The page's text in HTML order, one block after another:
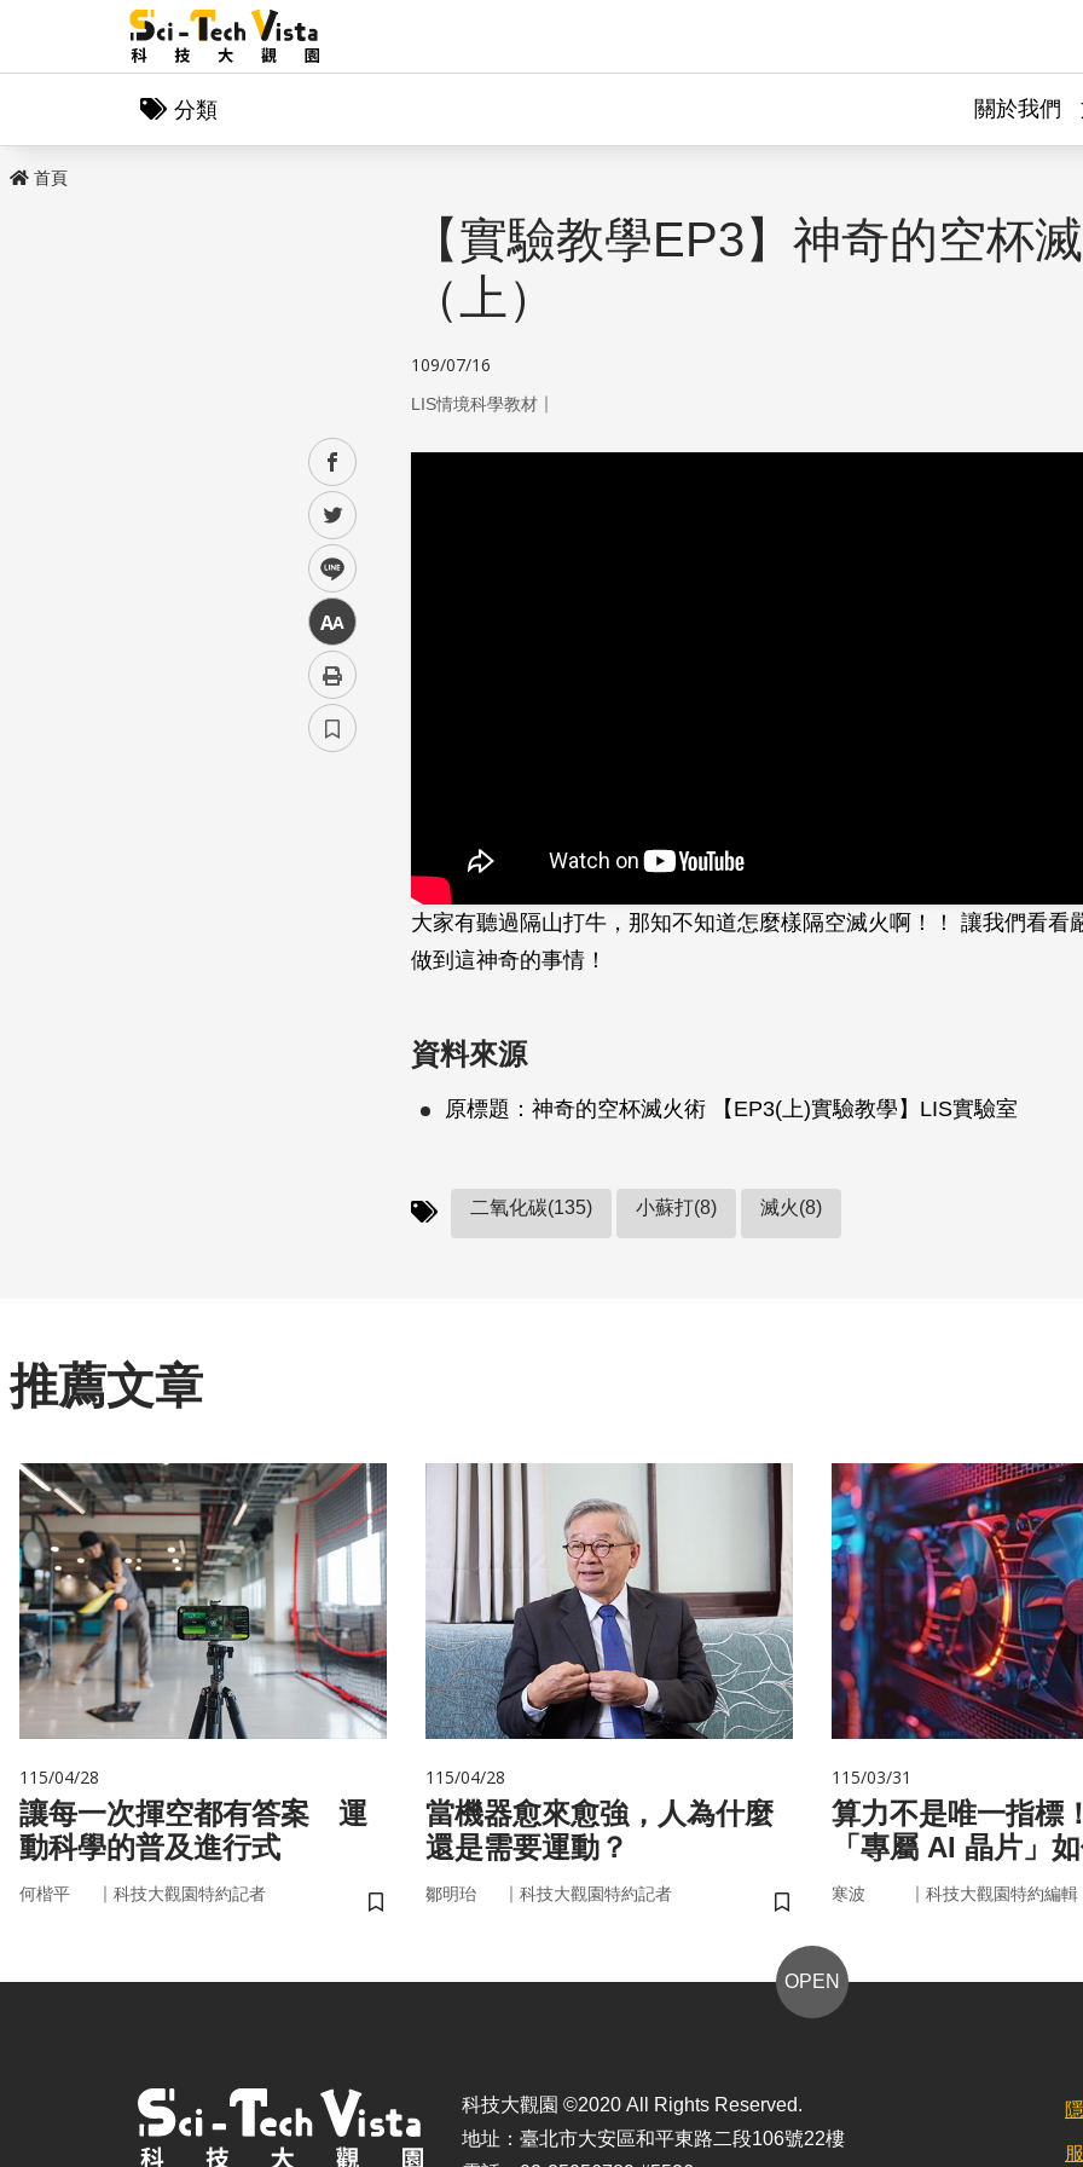
分類 關於我們
首頁
facebook
twitter
line
中
【實驗教學EP3】神奇的空杯
（上）
109/07/16
LIS情境科學教材 ｜
大家有聽過隔山打牛，那知不知道怎麼樣隔空滅火啊！！ 讓我們看看
做到這神奇的事情！
資料來源
原標題：神奇的空杯滅火術 【EP3(上)實驗教學】LIS實驗室
二氧化碳(135) 小蘇打(8) 滅火(8)
推薦文章
115/04/28
讓每一次揮空都有答案 運
動科學的普及進行式
何楷平 ｜ 科技大觀園特約記者
儲存書籤
115/04/28
當機器愈來愈強，人為什麼
還是需要運動？
鄒明珆 ｜ 科技大觀園特約記者
儲存書籤
115/03/31
算力不是唯一指標
「專屬 AI 晶片」
率驅動未來
寒波 ｜ 科技大觀園特約編輯
OPEN
科技大觀園 ©2020 All Rights Reserved.
地址：臺北市大安區和平東路二段106號22樓